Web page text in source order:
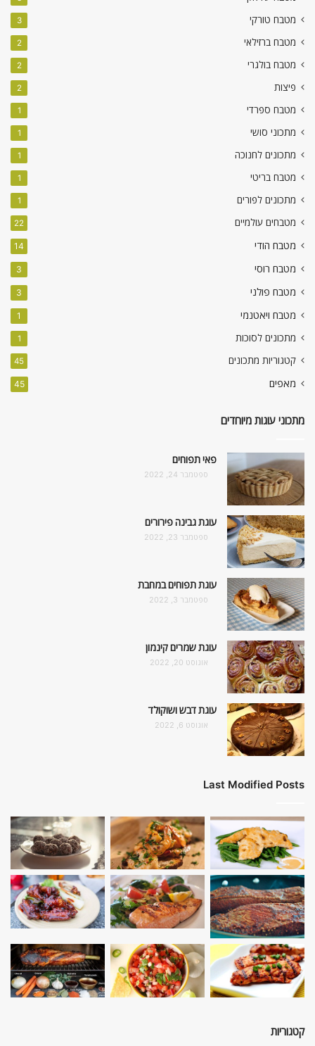
מטבח טורקי 3
מטבח ברזילאי 2
מטבח בולגרי 2
פיצות 2
מטבח ספרדי 1
מתכוני סושי 1
מתכונים לחנוכה 1
מטבח בריטי 1
מתכונים לפורים 1
מטבחים עולמיים 22
מטבח הודי 14
מטבח רוסי 3
מטבח פולני 3
מטבח ויאטנמי 1
מתכונים לסוכות 1
קטגוריות מתכונים 45
מאפים 45
מתכוני עוגות מיוחדים
פאי תפוחים
ספטמבר 24, 2022
עוגת גבינה פירורים
ספטמבר 23, 2022
עוגת תפוחים במחבת
ספטמבר 3, 2022
עוגת שמרים קינמון
אוגוסט 20, 2022
עוגת דבש ושוקולד
אוגוסט 6, 2022
Last Modified Posts
קטגוריות